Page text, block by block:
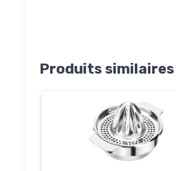
Produits similaires